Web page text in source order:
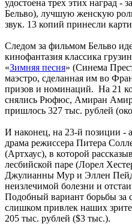
удостоена трех этих наград -
Бельво), лучшую женскую
звук. 13 копий принесли
Следом за фильмом Бельво
кинофантазия классика
«Зимняя песня» (Синема
маэстро, сделанная им во
призов и номинаций. На 21
снялись Рюфюс, Амиран
пришлось 327 тыс. рублей
И наконец, на 23-й позиции -
драма режиссера Питера
(Артхаус), в которой
лесбийской паре (Лорел
Джулианны Мур и Эллен
неизлечимой болезни и
Подобный вариант борьбы за
слишком привлек наших
205 тыс. рублей ($3 тыс.).